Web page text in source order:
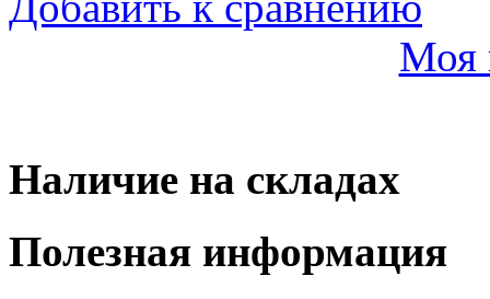
Моя
Наличие на складах
Полезная информация